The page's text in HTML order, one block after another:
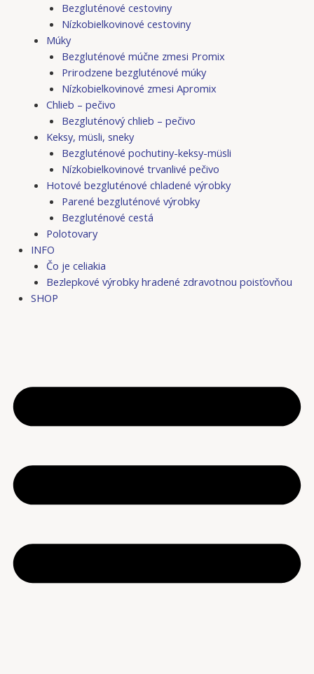
Bezgluténové cestoviny
Nízkobielkovinové cestoviny
Múky
Bezgluténové múčne zmesi Promix
Prirodzene bezgluténové múky
Nízkobielkovinové zmesi Apromix
Chlieb – pečivo
Bezgluténový chlieb – pečivo
Keksy, müsli, sneky
Bezgluténové pochutiny-keksy-müsli
Nízkobielkovinové trvanlivé pečivo
Hotové bezgluténové chladené výrobky
Parené bezgluténové výrobky
Bezgluténové cestá
Polotovary
INFO
Čo je celiakia
Bezlepkové výrobky hradené zdravotnou poisťovňou
SHOP